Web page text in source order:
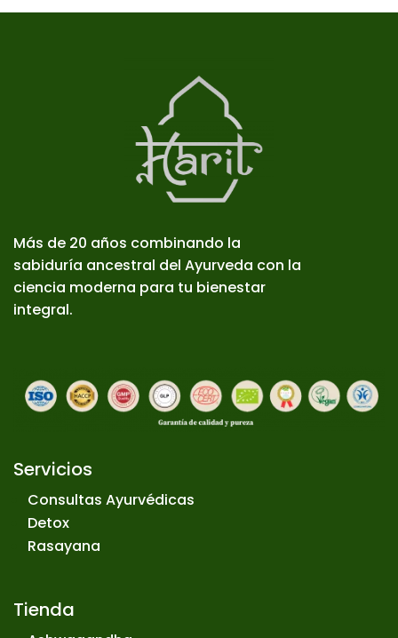
Más de 20 años combinando la
sabiduría ancestral del Ayurveda con la
ciencia moderna para tu bienestar
integral.
Servicios
Consultas Ayurvédicas
Detox
Rasayana
Tienda